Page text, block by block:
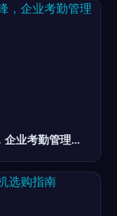
卡王考勤卡 微电脑通用打卡机的记录先锋，企业考勤管理的智慧之选